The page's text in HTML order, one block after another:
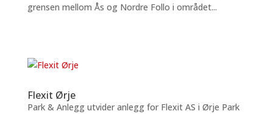
grensen mellom Ås og Nordre Follo i området...
Flexit Ørje
Park & Anlegg utvider anlegg for Flexit AS i Ørje Park